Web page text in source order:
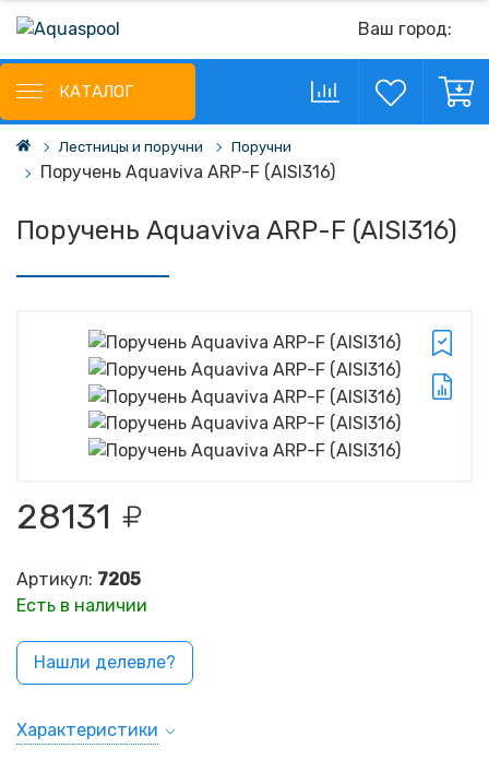
Ваш город:
КАТАЛОГ
Лестницы и поручни Поручни
Поручень Aquaviva ARP-F (AISI316)
Поручень Aquaviva ARP-F (AISI316)
28131
Артикул: 7205
Есть в наличии
Нашли делевле?
Характеристики